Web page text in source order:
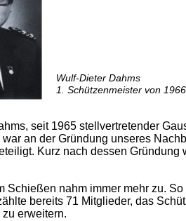
Wulf-Dieter Dahms
1. Schützenmeister von
seit 1965 stellvertretender
war an der Gründung unseres
Kurz nach dessen Gründung
Schießen nahm immer mehr zu.
bereits 71 Mitglieder, das
erweitern.